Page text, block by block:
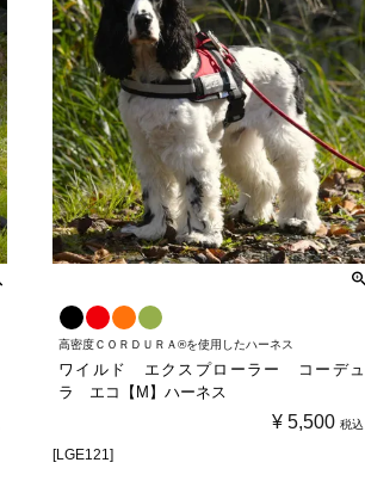
高密度ＣＯＲＤＵＲＡ®を使用したハーネス
ワイルド エクスプローラー コーデュ
ラ エコ【M】ハーネス
¥ 5,500 税込
[LGE121]